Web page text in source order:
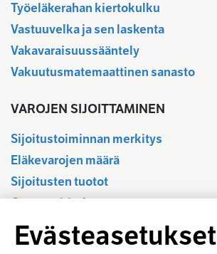
Työeläkerahan kiertokulku
Vastuuvelka ja sen laskenta
Vakavaraisuussääntely
Vakuutusmatemaattinen sanasto
VAROJEN SIJOITTAMINEN
Sijoitustoiminnan merkitys
Eläkevarojen määrä
Sijoitusten tuotot
Osavuositiedot
Tilastotietokanta
Sijoitustoiminnan sääntely
Evästeasetukset